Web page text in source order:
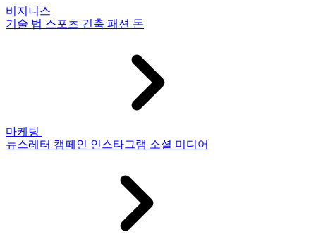
비지니스
기술 법 스포츠 건축 패션 돈
마케팅
뉴스레터 캠페인 인스타그램 소셜 미디어